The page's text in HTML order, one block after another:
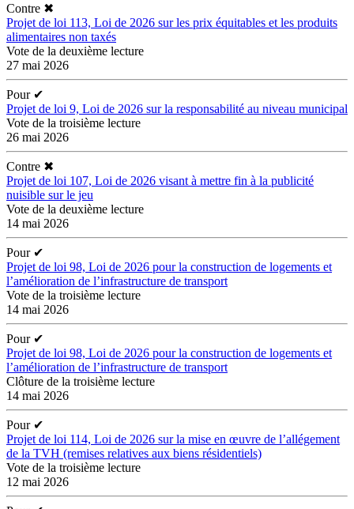
Contre ✖
Projet de loi 113, Loi de 2026 sur les prix équitables et les produits
alimentaires non taxés
Vote de la deuxième lecture
27 mai 2026
Pour ✔
Projet de loi 9, Loi de 2026 sur la responsabilité au niveau municipal
Vote de la troisième lecture
26 mai 2026
Contre ✖
Projet de loi 107, Loi de 2026 visant à mettre fin à la publicité
nuisible sur le jeu
Vote de la deuxième lecture
14 mai 2026
Pour ✔
Projet de loi 98, Loi de 2026 pour la construction de logements et
l’amélioration de l’infrastructure de transport
Vote de la troisième lecture
14 mai 2026
Pour ✔
Projet de loi 98, Loi de 2026 pour la construction de logements et
l’amélioration de l’infrastructure de transport
Clôture de la troisième lecture
14 mai 2026
Pour ✔
Projet de loi 114, Loi de 2026 sur la mise en œuvre de l’allégement
de la TVH (remises relatives aux biens résidentiels)
Vote de la troisième lecture
12 mai 2026